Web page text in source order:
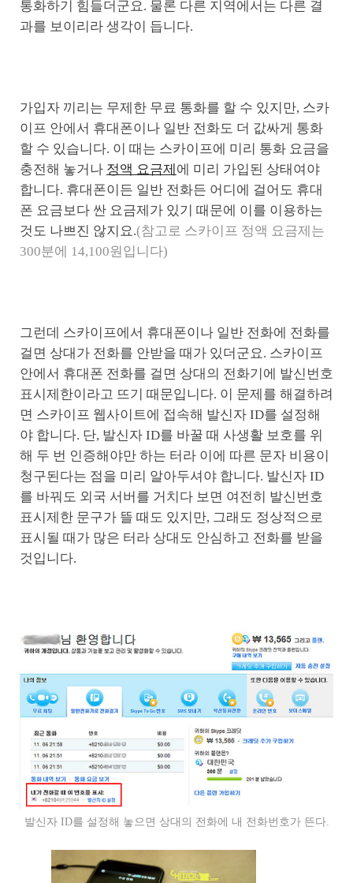
통화하기 힘들더군요. 물론 다른 지역에서는 다른 결
과를 보이리라 생각이 듭니다.
가입자 끼리는 무제한 무료 통화를 할 수 있지만, 스카
이프 안에서 휴대폰이나 일반 전화도 더 값싸게 통화
할 수 있습니다. 이 때는 스카이프에 미리 통화 요금을
충전해 놓거나 정액 요금제 에 미리 가입된 상태여야
합니다. 휴대폰이든 일반 전화든 어디에 걸어도 휴대
폰 요금보다 싼 요금제가 있기 때문에 이를 이용하는
것도 나쁘진 않지요.(참고로 스카이프 정액 요금제는
300분에 14,100원입니다)
그런데 스카이프에서 휴대폰이나 일반 전화에 전화를
걸면 상대가 전화를 안받을 때가 있더군요. 스카이프
안에서 휴대폰 전화를 걸면 상대의 전화기에 발신번호
표시제한이라고 뜨기 때문입니다. 이 문제를 해결하려
면 스카이프 웹사이트에 접속해 발신자 ID를 설정해
야 합니다. 단, 발신자 ID를 바꿀 때 사생활 보호를 위
해 두 번 인증해야만 하는 터라 이에 따른 문자 비용이
청구된다는 점을 미리 알아두셔야 합니다. 발신자 ID
를 바꿔도 외국 서버를 거치다 보면 여전히 발신번호
표시제한 문구가 뜰 때도 있지만, 그래도 정상적으로
표시될 때가 많은 터라 상대도 안심하고 전화를 받을
것입니다.
발신자 ID를 설정해 놓으면 상대의 전화에 내 전화번호가 뜬다.